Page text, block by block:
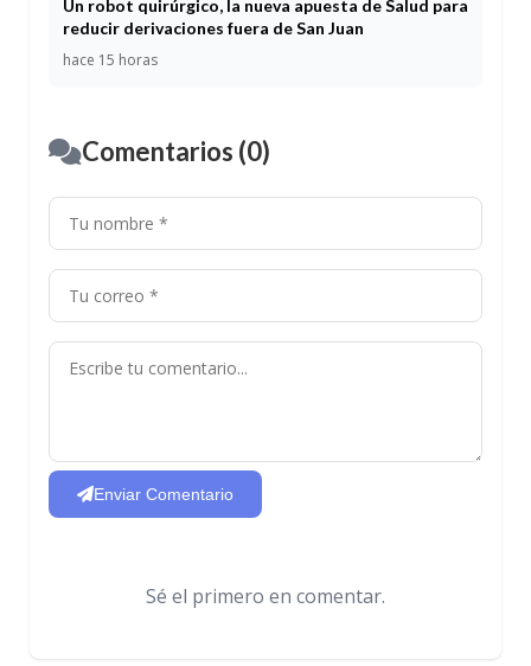
Un robot quirúrgico, la nueva apuesta de Salud para
reducir derivaciones fuera de San Juan
hace 15 horas
Comentarios (0)
Enviar Comentario
Sé el primero en comentar.